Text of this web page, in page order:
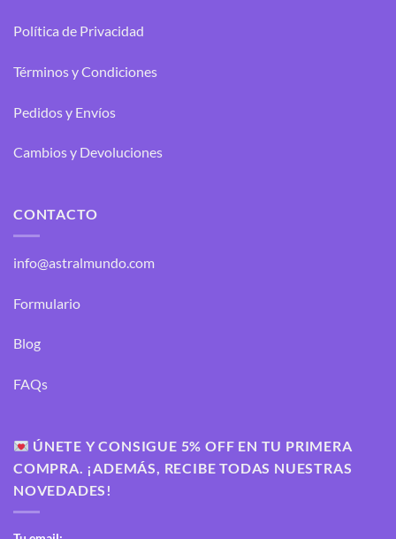
Política de Privacidad
Términos y Condiciones
Pedidos y Envíos
Cambios y Devoluciones
CONTACTO
info@astralmundo.com
Formulario
Blog
FAQs
ÚNETE Y CONSIGUE 5% OFF EN TU PRIMERA
COMPRA. ¡ADEMÁS, RECIBE TODAS NUESTRAS
NOVEDADES!